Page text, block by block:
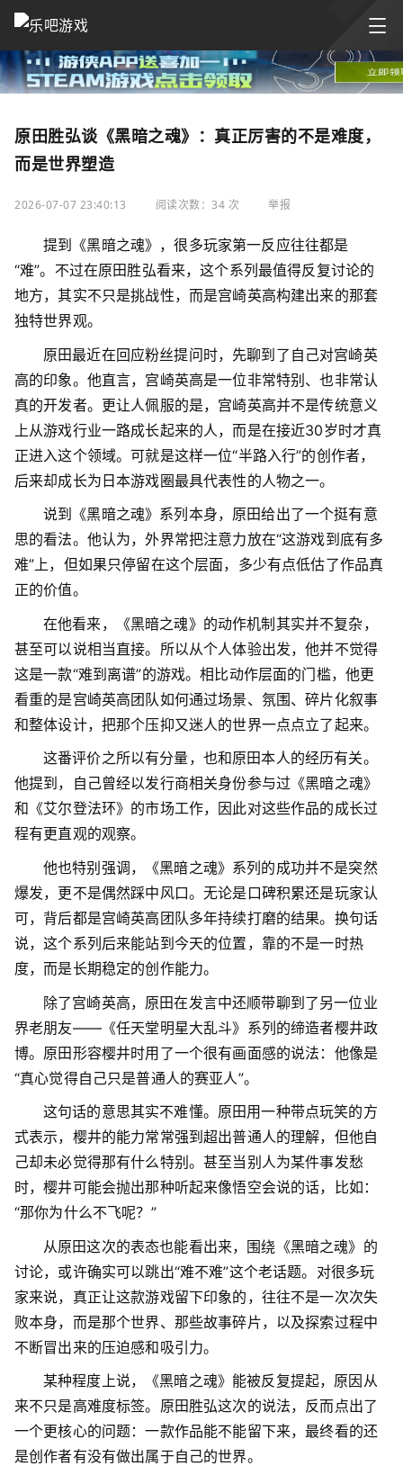
原田胜弘谈《黑暗之魂》：真正厉害的不是难度，
而是世界塑造
2026-07-07 23:40:13 阅读次数：34 次 举报
提到《黑暗之魂》，很多玩家第一反应往往都是
“难”。不过在原田胜弘看来，这个系列最值得反复讨论的
地方，其实不只是挑战性，而是宫崎英高构建出来的那套
独特世界观。
原田最近在回应粉丝提问时，先聊到了自己对宫崎英
高的印象。他直言，宫崎英高是一位非常特别、也非常认
真的开发者。更让人佩服的是，宫崎英高并不是传统意义
上从游戏行业一路成长起来的人，而是在接近30岁时才真
正进入这个领域。可就是这样一位“半路入行”的创作者，
后来却成长为日本游戏圈最具代表性的人物之一。
说到《黑暗之魂》系列本身，原田给出了一个挺有意
思的看法。他认为，外界常把注意力放在“这游戏到底有多
难”上，但如果只停留在这个层面，多少有点低估了作品真
正的价值。
在他看来，《黑暗之魂》的动作机制其实并不复杂，
甚至可以说相当直接。所以从个人体验出发，他并不觉得
这是一款“难到离谱”的游戏。相比动作层面的门槛，他更
看重的是宫崎英高团队如何通过场景、氛围、碎片化叙事
和整体设计，把那个压抑又迷人的世界一点点立了起来。
这番评价之所以有分量，也和原田本人的经历有关。
他提到，自己曾经以发行商相关身份参与过《黑暗之魂》
和《艾尔登法环》的市场工作，因此对这些作品的成长过
程有更直观的观察。
他也特别强调，《黑暗之魂》系列的成功并不是突然
爆发，更不是偶然踩中风口。无论是口碑积累还是玩家认
可，背后都是宫崎英高团队多年持续打磨的结果。换句话
说，这个系列后来能站到今天的位置，靠的不是一时热
度，而是长期稳定的创作能力。
除了宫崎英高，原田在发言中还顺带聊到了另一位业
界老朋友——《任天堂明星大乱斗》系列的缔造者樱井政
博。原田形容樱井时用了一个很有画面感的说法：他像是
“真心觉得自己只是普通人的赛亚人”。
这句话的意思其实不难懂。原田用一种带点玩笑的方
式表示，樱井的能力常常强到超出普通人的理解，但他自
己却未必觉得那有什么特别。甚至当别人为某件事发愁
时，樱井可能会抛出那种听起来像悟空会说的话，比如：
“那你为什么不飞呢？”
从原田这次的表态也能看出来，围绕《黑暗之魂》的
讨论，或许确实可以跳出“难不难”这个老话题。对很多玩
家来说，真正让这款游戏留下印象的，往往不是一次次失
败本身，而是那个世界、那些故事碎片，以及探索过程中
不断冒出来的压迫感和吸引力。
某种程度上说，《黑暗之魂》能被反复提起，原因从
来不只是高难度标签。原田胜弘这次的说法，反而点出了
一个更核心的问题：一款作品能不能留下来，最终看的还
是创作者有没有做出属于自己的世界。